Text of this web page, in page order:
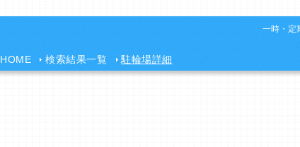
一時・定
HOME 検索結果一覧 駐輪場詳細